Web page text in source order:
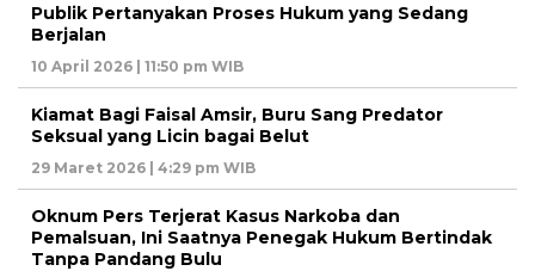
Publik Pertanyakan Proses Hukum yang Sedang
Berjalan
10 April 2026 | 11:50 pm WIB
Kiamat Bagi Faisal Amsir, Buru Sang Predator
Seksual yang Licin bagai Belut
29 Maret 2026 | 4:29 pm WIB
Oknum Pers Terjerat Kasus Narkoba dan
Pemalsuan, Ini Saatnya Penegak Hukum Bertindak
Tanpa Pandang Bulu